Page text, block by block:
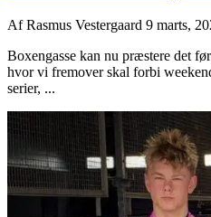
AfRasmus Vestergaard 9 marts,
Boxengasse kan nu præstere det
hvor vi fremover skal forbi
serier, ...